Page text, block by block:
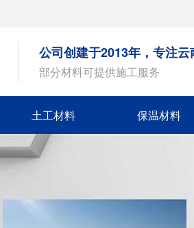
公司创建于2013年，专注
部分材料可提供施工服务
土工材料 保温材料